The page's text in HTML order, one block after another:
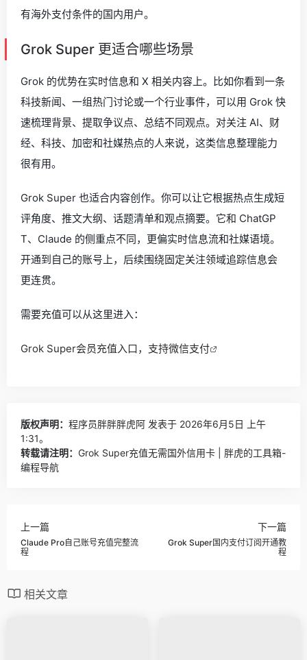
有海外支付条件的国内用户。
Grok Super 更适合哪些场景
Grok 的优势在实时信息和 X 相关内容上。比如你看到一条
科技新闻、一组热门讨论或一个行业事件，可以用 Grok 快
速梳理背景、提取争议点、总结不同观点。对关注 AI、财
经、科技、加密和社媒热点的人来说，这类信息整理能力
很有用。
Grok Super 也适合内容创作。你可以让它根据热点生成短
评角度、推文大纲、话题清单和观点摘要。它和 ChatGP
T、Claude 的侧重点不同，更偏实时信息流和社媒语境。
开通到自己的账号上，后续围绕固定关注领域追踪信息会
更连贯。
需要充值可以从这里进入：
Grok Super会员充值入口，支持微信支付
版权声明： 程序员胖胖胖虎阿 发表于 2026年6月5日 上午
1:31。
转载请注明： Grok Super充值无需国外信用卡 | 胖虎的工具箱-
编程导航
上一篇
Claude Pro自己账号充值完整流
程
下一篇
Grok Super国内支付订阅开通教
程
相关文章